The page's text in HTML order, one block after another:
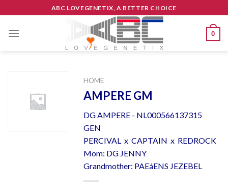
to
content
ABC LOVEGENETIX, A BETTER CHOICE
0
HOME
AMPERE GM
DG AMPERE - NL000566137315
GEN
PERCIVAL x CAPTAIN x REDROCK
Mom: DG JENNY
Grandmother: PAEáENS JEZEBEL